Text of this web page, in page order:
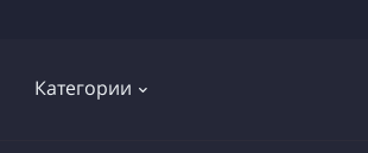
Категории